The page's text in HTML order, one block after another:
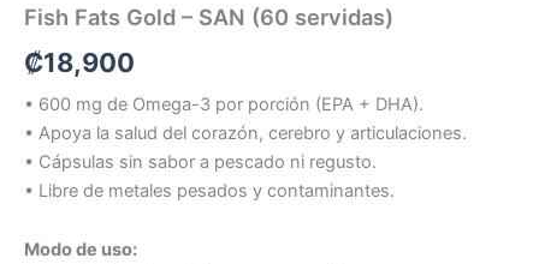
Fish Fats Gold – SAN (60 servidas)
₡18,900
• 600 mg de Omega-3 por porción (EPA + DHA).
• Apoya la salud del corazón, cerebro y articulaciones.
• Cápsulas sin sabor a pescado ni regusto.
• Libre de metales pesados y contaminantes.
Modo de uso: